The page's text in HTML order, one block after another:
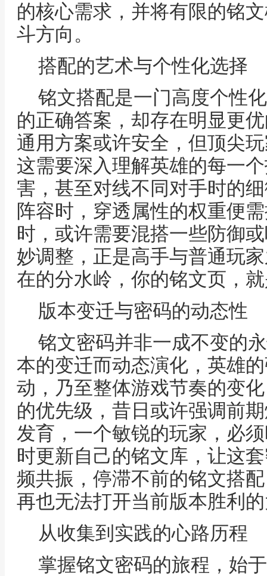
的核心需求，并将有限的铭
斗方向。
搭配的艺术与个性化选择
铭文搭配是一门高度个性
的正确答案，却存在明显更
通用方案或许安全，但顶尖
这需要深入理解英雄的每一
害，甚至对线不同对手时的
阵容时，穿透属性的权重便
时，或许需要混搭一些防御
妙调整，正是高手与普通玩
在的分水岭，你的铭文页，
版本变迁与密码的动态性
铭文密码并非一成不变的
本的变迁而动态演化，英雄
动，乃至整体游戏节奏的变
的优先级，昔日或许强调前
发育，一个敏锐的玩家，必
时更新自己的铭文库，让这
频共振，停滞不前的铭文搭
再也无法打开当前版本胜利
从收集到实践的心路历程
掌握铭文密码的旅程，始